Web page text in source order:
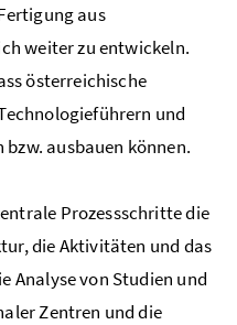
aus
weiter zu entwickeln.
österreichische
und
ausbauen können.
Prozessschritte die
die Aktivitäten und das
Analyse von Studien und
Zentren und die